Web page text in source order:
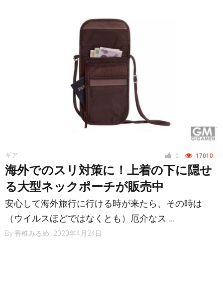
0 17010
ギア
海外でのスリ対策に！上着の下に隠せ
る大型ネックポーチが販売中
安心して海外旅行に行ける時が来たら、その時は
（ウイルスほどではなくとも）厄介なス …
By 香椎みるめ 2020年4月24日